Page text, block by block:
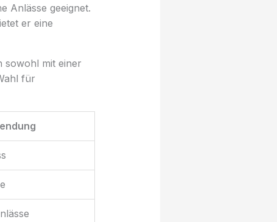
Anlässe geeignet.
er eine
sowohl mit einer
für